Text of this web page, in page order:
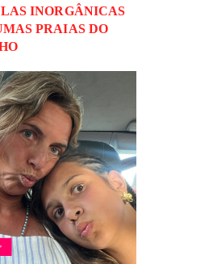
INORGÂNICAS
PRAIAS DO